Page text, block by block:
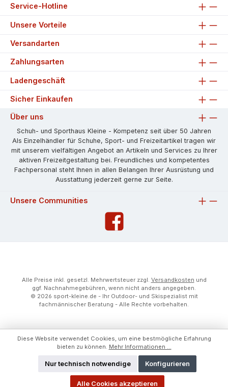
Service-Hotline
Unsere Vorteile
Versandarten
Zahlungsarten
Ladengeschäft
Sicher Einkaufen
Über uns
Schuh- und Sporthaus Kleine - Kompetenz seit über 50 Jahren
Als Einzelhändler für Schuhe, Sport- und Freizeitartikel tragen wir
mit unserem vielfältigen Angebot an Artikeln und Services zu Ihrer
aktiven Freizeitgestaltung bei. Freundliches und kompetentes
Fachpersonal steht Ihnen in allen Belangen Ihrer Ausrüstung und
Ausstattung jederzeit gerne zur Seite.
Unsere Communities
Alle Preise inkl. gesetzl. Mehrwertsteuer zzgl. Versandkosten und
ggf. Nachnahmegebühren, wenn nicht anders angegeben.
© 2026 sport-kleine.de - Ihr Outdoor- und Skispezialist mit
fachmännischer Beratung - Alle Rechte vorbehalten.
Diese Website verwendet Cookies, um eine bestmögliche Erfahrung
bieten zu können. Mehr Informationen ...
Nur technisch notwendige Konfigurieren
Alle Cookies akzeptieren